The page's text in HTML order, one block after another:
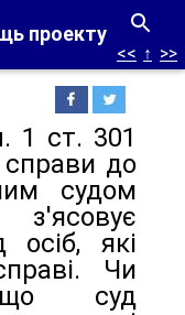
проекту
<< ↑ >>
1 ст. 301
до
судом
які
Чи
суд